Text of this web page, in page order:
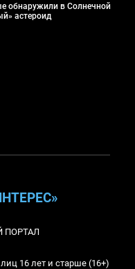
обнаружили в Солнечной
астероид
ПОРТАЛ
16 лет и старше (16+)